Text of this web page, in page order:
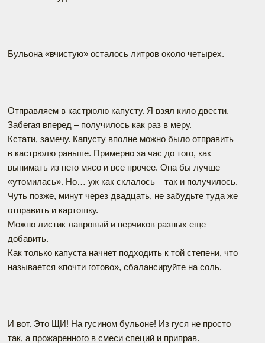
Бульона «вчистую» осталось литров около четырех.
Отправляем в кастрюлю капусту. Я взял кило двести.
Забегая вперед – получилось как раз в меру.
Кстати, замечу. Капусту вполне можно было отправить
в кастрюлю раньше. Примерно за час до того, как
вынимать из него мясо и все прочее. Она бы лучше
«утомилась». Но… уж как склалось – так и получилось.
Чуть позже, минут через двадцать, не забудьте туда же
отправить и картошку.
Можно листик лавровый и перчиков разных еще
добавить.
Как только капуста начнет подходить к той степени, что
называется «почти готово», сбалансируйте на соль.
И вот. Это ЩИ! На гусином бульоне! Из гуся не просто
так, а прожаренного в смеси специй и приправ.